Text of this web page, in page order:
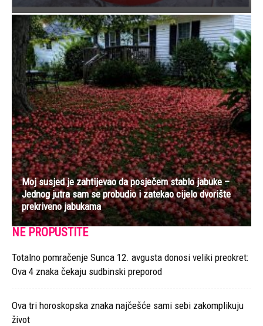
Moj susjed je zahtijevao da posječem stablo jabuke –
Jednog jutra sam se probudio i zatekao cijelo dvorište
prekriveno jabukama
NE PROPUSTITE
Totalno pomračenje Sunca 12. avgusta donosi veliki preokret:
Ova 4 znaka čekaju sudbinski preporod
Ova tri horoskopska znaka najčešće sami sebi zakomplikuju
život